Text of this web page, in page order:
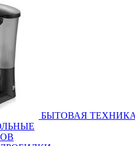
БЫТОВАЯ ТЕХНИКА/